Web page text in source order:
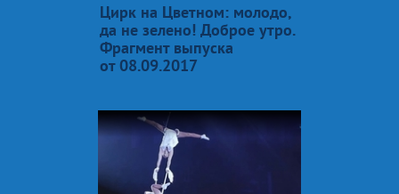
Цирк на Цветном: молодо,
да не зелено! Доброе утро.
Фрагмент выпуска
от 08.09.2017